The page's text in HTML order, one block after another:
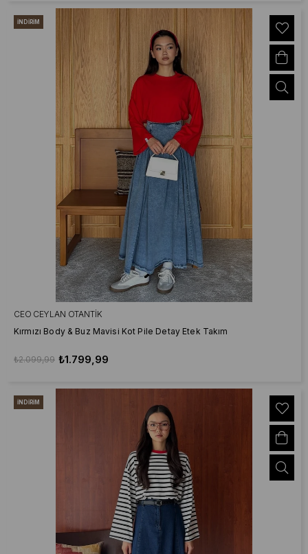
CEO CEYLAN OTANTIK
Kırmızı Body & Buz Mavisi Kot Pile Detay Etek Takım
₺1.799,99
₺2.099,99
İNDIRIM
İNDIRIM